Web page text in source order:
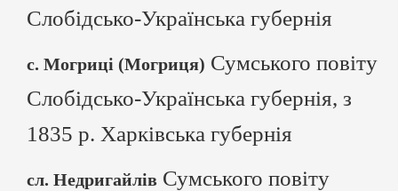
Слобідсько-Українська губернія
с. Могриці (Могриця) Сумського повіту
Слобідсько-Українська губернія, з
1835 р. Харківська губернія
сл. Недригайлів Сумського повіту